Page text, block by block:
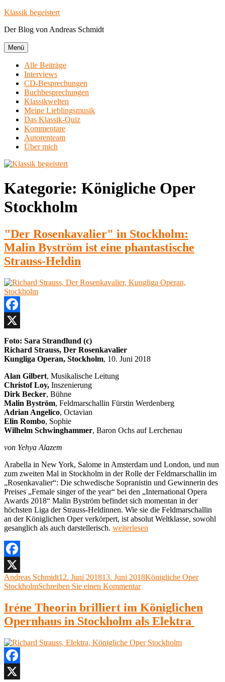
Zum
springen
Klassik begeistert
Der Blog von Andreas Schmidt
Menü
Alle Beiträge
Interviews
CD-Besprechungen
Buchbesprechungen
Klassikwelten
Meine Lieblingsmusik
Das Klassik-Quiz
Kommentare
Autorenteam
Über mich
Kategorie: Königliche Oper
Stockholm
"Der Rosenkavalier" in Stockholm:
Malin Byström ist eine phantastische
Strauss-Heldin
Facebook
X
Foto: Sara Strandlund (c)
Richard Strauss, Der Rosenkavalier
Kungliga Operan, Stockholm, 10. Juni 2018
Alan Gilbert, Musikalische Leitung
Christof Loy, Inszenierung
Dirk Becker, Bühne
Malin Byström, Feldmarschallin Fürstin Werdenberg
Adrian Angelico, Octavian
Elin Rombo, Sophie
Wilhelm Schwinghammer, Baron Ochs auf Lerchenau
von Yehya Alazem
Arabella in New York, Salome in Amsterdam und London, und nun
zum zweiten Mal in Stockholm in der Rolle der Feldmarschallin im
„Rosenkavalier“: Die schwedische Sopranistin und Gewinnerin des
Preises „Female singer of the year“ bei den „International Opera
Awards 2018“ Malin Byström befindet sich momentan in der
höchsten Liga der Strauss-Heldinnen. Wie sie die Feldmarschallin
an der Königlichen Oper verkörpert, ist absolut Weltklasse, sowohl
gesanglich als auch darstellerisch. „Richard
Operan,
Stockholm“
weiterlesen
Facebook
X
Autor
Andreas SchmidtVeröffentlicht
am
12. Juni 201813. Juni 2018Kategorien
Königliche Oper
StockholmSchreiben Sie einen Kommentarzu
Strauss,
Der
Rosenkavalier,
Operan,
Stockholm
Iréne Theorin brilliert im Königlichen
Opernhaus in Stockholm als Elektra
Facebook